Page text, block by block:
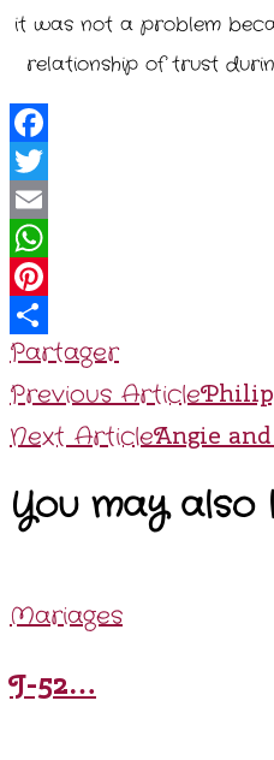
it was not a problem
relationship of trust
Facebook
Twitter
Email
WhatsApp
Pinterest
Partager
Post
Navigation
Previous Article
Next ArticleAngie
You may also
Mariages
J-52…